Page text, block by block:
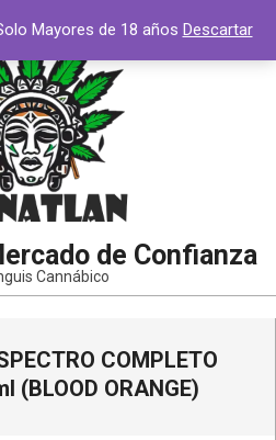
de Confianza
Cannábico
COMPLETO
(BLOOD ORANGE)
Mayores de 18 años Descartar